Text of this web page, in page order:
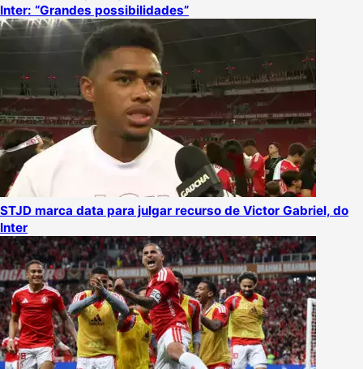
Inter: “Grandes possibilidades”
STJD marca data para julgar recurso de Victor Gabriel, do
Inter